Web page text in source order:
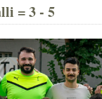
= 3 - 5